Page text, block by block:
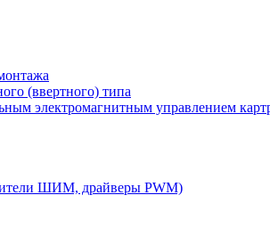
(ввертного) типа
электромагнитным управлением
ШИМ, драйверы PWM)